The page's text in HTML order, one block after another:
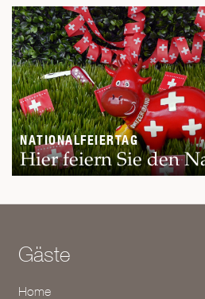
NATIONALFEIERTAG
Hier feiern Sie den
Gäste
Home